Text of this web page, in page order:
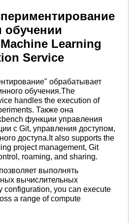
Learning
Service
обрабатывает
обучения.The
handles the execution of
Также она
функции управления
с Git, управления доступом,
доступа.It also supports the
project management, Git
roaming, and sharing.
выполнять
вычислительных
configuration, you can execute
a range of compute